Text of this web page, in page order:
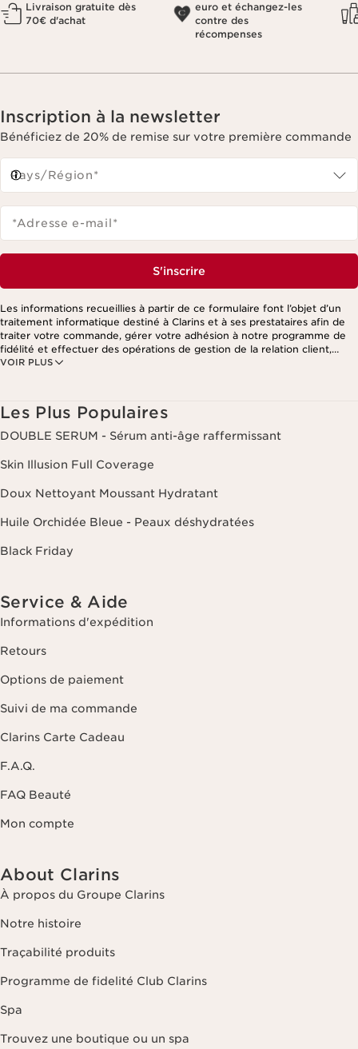
Livraison gratuite dès
70€ d'achat
euro et échangez-les
contre des
récompenses
Inscription à la newsletter
Bénéficiez de 20% de remise sur votre première commande
Pays/Région*
*Adresse e-mail*
S'inscrire
VOIR PLUS
Les informations recueillies à partir de ce formulaire font l’objet d’un
traitement informatique destiné à Clarins et à ses prestataires afin de
traiter votre commande, gérer votre adhésion à notre programme de
fidélité et effectuer des opérations de gestion de la relation client,
notamment pour vous adresser des offres personnalisées en fonction
Les Plus Populaires
DOUBLE SERUM - Sérum anti-âge raffermissant
Skin Illusion Full Coverage
Doux Nettoyant Moussant Hydratant
Huile Orchidée Bleue - Peaux déshydratées
Black Friday
Service & Aide
Informations d'expédition
Retours
Options de paiement
Suivi de ma commande
Clarins Carte Cadeau
F.A.Q.
FAQ Beauté
Mon compte
About Clarins
À propos du Groupe Clarins
Notre histoire
Traçabilité produits
Programme de fidelité Club Clarins
Spa
Trouvez une boutique ou un spa